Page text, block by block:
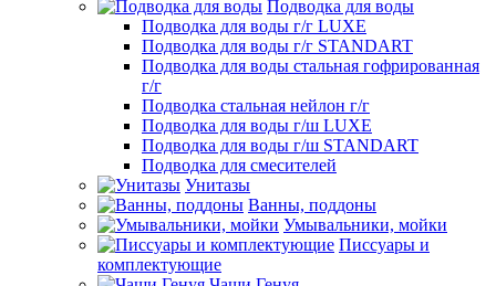
Подводка для воды
Подводка для воды г/г LUXE
Подводка для воды г/г STANDART
Подводка для воды стальная гофрированная
г/г
Подводка стальная нейлон г/г
Подводка для воды г/ш LUXE
Подводка для воды г/ш STANDART
Подводка для смесителей
Унитазы
Ванны, поддоны
Умывальники, мойки
Писсуары и
комплектующие